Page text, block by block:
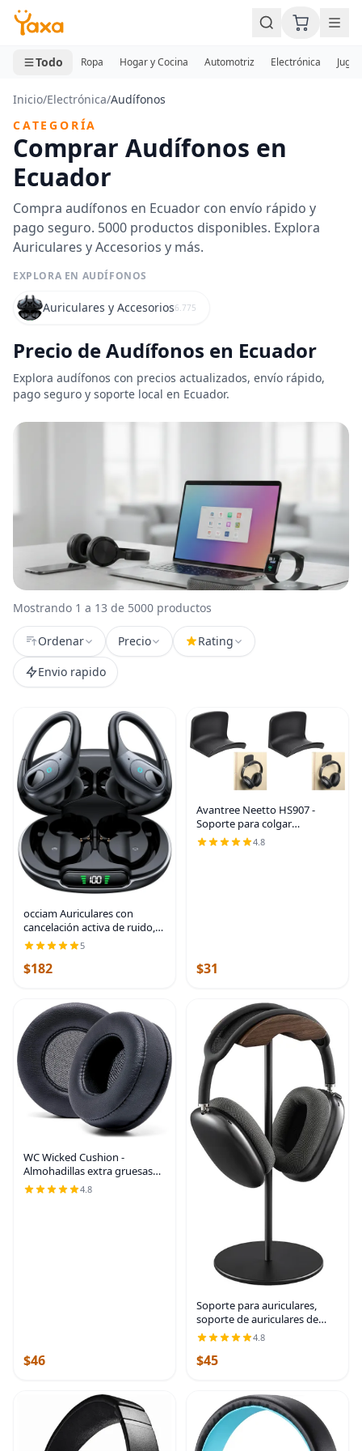
MINI CARRITO
0 productos
Todo Ropa Hogar y Cocina Automotriz Electrónica
Inicio/Electrónica/Audífonos
CATEGORÍA
Comprar Audífonos en
Ecuador
Compra audífonos en Ecuador con envío rápido y
pago seguro. 5000 productos disponibles. Explora
Auriculares y Accesorios y más.
EXPLORA EN AUDÍFONOS
Auriculares y Accesorios6.775
Precio de Audífonos en Ecuador
Explora audífonos con precios actualizados, envío rápido,
pago seguro y soporte local en Ecuador.
Mostrando 1 a 13 de 5000 productos
Ordenar Precio
Rating
Envio rapido
occiam Auriculares con
cancelación activa de ruido,
auriculares inalámbricos
Bluetooth, reproducción de
90 horas, auriculares estéreo
5
$182
Avantree Neetto HS907 -
Soporte para colgar
auriculares de pared, gancho
para auriculares debajo del
4.8
$31
WC Wicked Cushion -
Almohadillas extra gruesas
para auriculares inalámbricos
Skullcandy Hesh Hesh con
4.8
$46
Soporte para auriculares,
soporte de auriculares de
madera de nogal y aluminio,
soporte para auriculares de
juegos de nogal natural con
4.8
$45